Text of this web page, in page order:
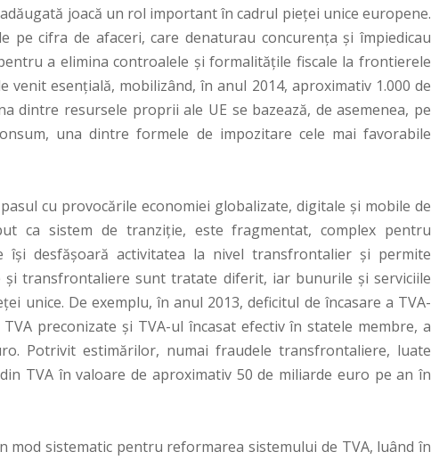
joacă un rol important în cadrul pieței unice europene.
pe cifra de afaceri, care denaturau concurența și împiedicau
a elimina controalele și formalitățile fiscale la frontierele
venit esențială, mobilizând, în anul 2014, aproximativ 1.000 de
dintre resursele proprii ale UE se bazează, de asemenea, pe
una dintre formele de impozitare cele mai favorabile
cu provocările economiei globalizate, digitale și mobile de
ca sistem de tranziție, este fragmentat, complex pentru
desfășoară activitatea la nivel transfrontalier și permite
și transfrontaliere sunt tratate diferit, iar bunurile și serviciile
unice. De exemplu, în anul 2013, deficitul de încasare a TVA-
preconizate și TVA-ul încasat efectiv în statele membre, a
Potrivit estimărilor, numai fraudele transfrontaliere, luate
TVA în valoare de aproximativ 50 de miliarde euro pe an în
mod sistematic pentru reformarea sistemului de TVA, luând în